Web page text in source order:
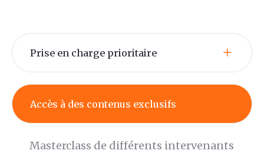
Prise en charge prioritaire
Accès à des contenus exclusifs
Masterclass de différents intervenants